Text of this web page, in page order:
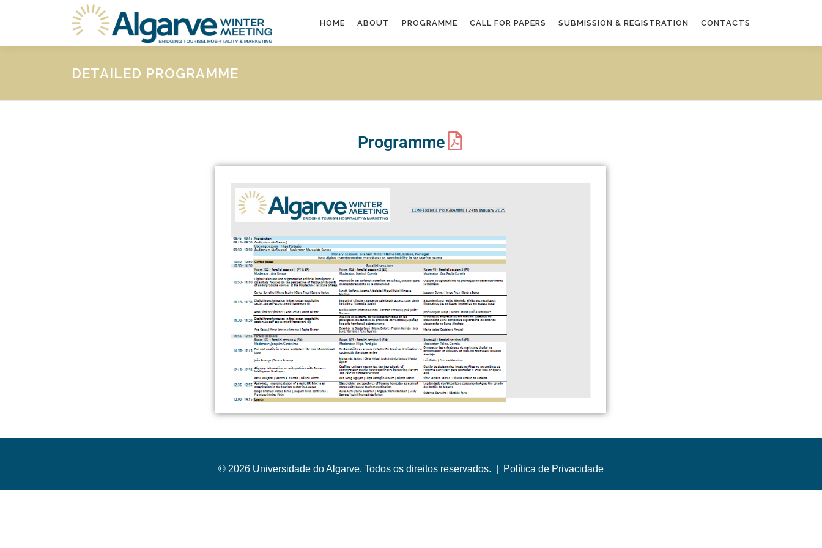
HOME ABOUT PROGRAMME CALL FOR PAPERS SUBMISSION & REGISTRATION CONTACTS
DETAILED PROGRAMME
Programme
© 2026 Universidade do Algarve. Todos os direitos reservados. | Política de Privacidade